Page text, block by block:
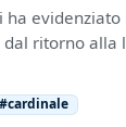
evidenziato
ritorno alla
#cardinale